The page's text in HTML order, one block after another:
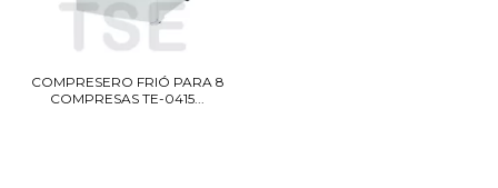
COMPRESERO FRIÓ PARA 8
COMPRESAS TE-0415...